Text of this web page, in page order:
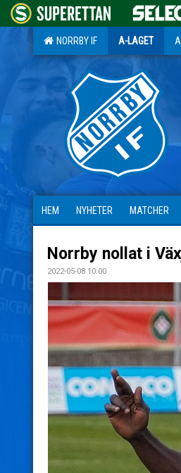
NORRBY IF A-LAGET
HEM NYHETER MATCHER
Norrby nollat i
2022-05-08 10:00